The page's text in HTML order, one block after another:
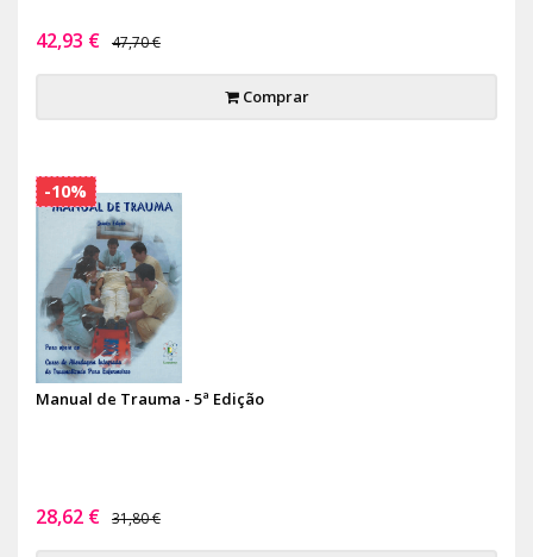
42,93 € 47,70 €
Comprar
Manual de Trauma - 5ª Edição
28,62 € 31,80 €
-10%